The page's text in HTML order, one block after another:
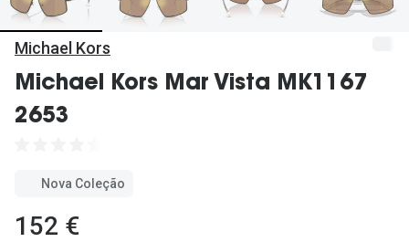
Inês
Michael Kors
Michael Kors Mar Vista MK1167
2653
Nova Coleção
152 €